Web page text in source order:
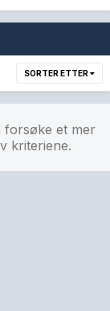
SORTER ETTER
forsøke et mer
kriteriene.